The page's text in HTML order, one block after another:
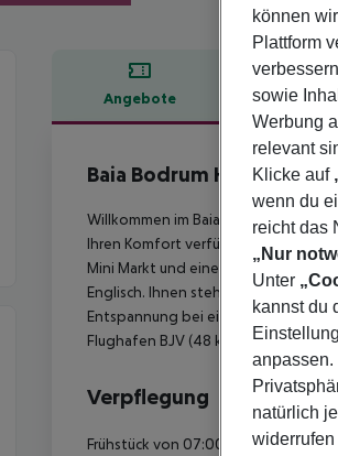
Angebote
Baia Bodrum Hotel
5
Willkommen im Baia Hotel in
Ihren Komfort verfügt das Hotel
Mini Markt und einen
Englisch. Ihnen stehen 2 Pools mit
Entspannung bei einem Drink.
Flughafen BJV (48 km). Zur
Verpflegung
Frühstück von 07:00 - 10:00 Uhr:
können
Plattform
sowie
Werbung
relevant
Klicke auf
wenn du
reicht das
„Nur
Unter
kannst du
anpassen.
natürlich